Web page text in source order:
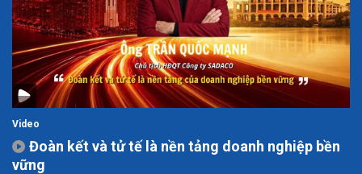
Video
Đoàn kết và tử tế là nền tảng doanh nghiệp bền
vững